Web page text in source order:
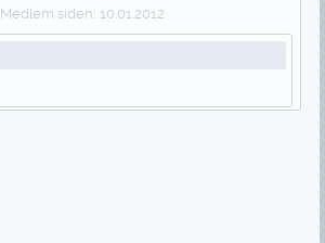
Medlem siden: 10.01.2012